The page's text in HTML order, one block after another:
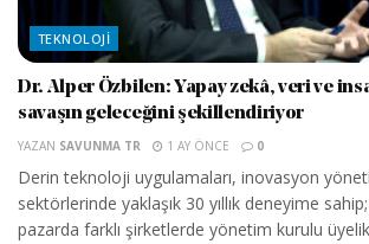
TEKNOLOJI
Dr. Alper Özbilen: Yapay zekâ, veri ve
savaşın geleceğini şekillendiriyor
YAZAN SAVUNMA TR 1 AY ÖNCE 0
Derin teknoloji uygulamaları, inovasyon
sektörlerinde yaklaşık 30 yıllık deneyime
pazarda farklı şirketlerde yönetim kurulu